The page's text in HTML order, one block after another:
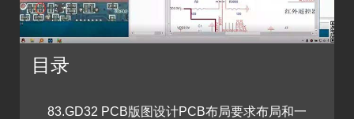
目录
83.GD32 PCB版图设计PCB布局要求布局和一